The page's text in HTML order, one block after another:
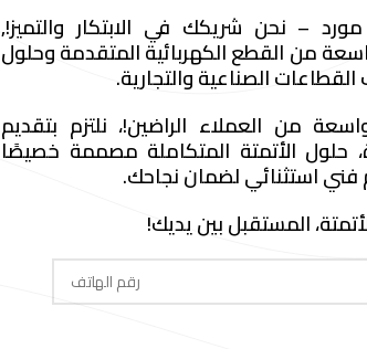
– نحن شريكك في الابتكار والتميز!,
من القطع الكهربائية المتقدمة وحلول
الصناعية والتجارية.
من العملاء الراضين!، نلتزم بتقديم
حلول الأتمتة المتكاملة مصممة خصيصًا
فني استثنائي لضمان نجاحك.
، المستقبل بين يديك!